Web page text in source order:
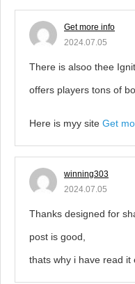
Get more info
2024.07.05
There is alsoo thee
offers players tons of
Here is myy site Get
winning303
2024.07.05
Thanks designed for
post is good,
thats why i have read it